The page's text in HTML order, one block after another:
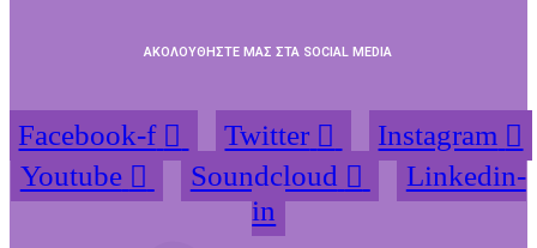
ΑΚΟΛΟΥΘΗΣΤΕ ΜΑΣ ΣΤΑ SOCIAL MEDIA
Facebook-f Twitter
Instagram
Youtube
Soundcloud
Linkedin-
in